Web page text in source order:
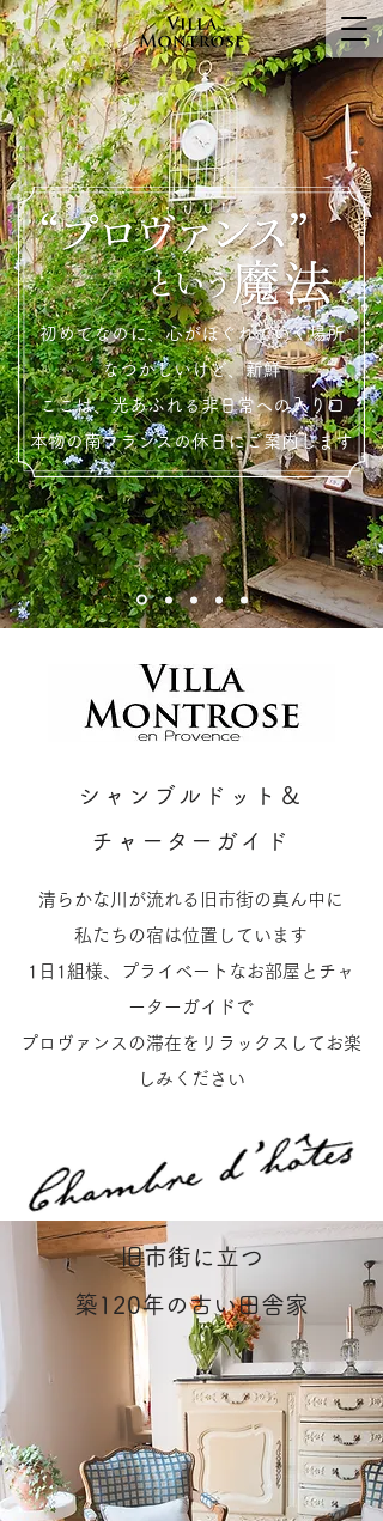
初めてなのに、心がほぐれていく場所
なつかしいけど、新鮮
ここは、光あふれる非日常への入り口
本物の南フランスの休日にご案内します
シャンブルドット＆
チャーターガイド
清らかな川が流れる旧市街の真ん中に
私たちの宿は位置しています
1日1組様、プライベートなお部屋とチャ
ーターガイドで
プロヴァンスの滞在をリラックスしてお楽
しみください
旧市街に立つ
築120年の古い田舎家